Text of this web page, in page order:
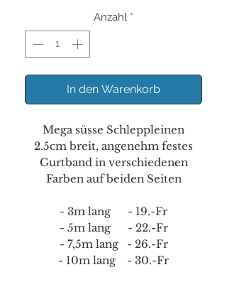
Anzahl *
In den Warenkorb
Mega süsse Schleppleinen
2.5cm breit, angenehm festes
Gurtband in verschiedenen
Farben auf beiden Seiten
- 3m lang - 19.-Fr
- 5m lang - 22.-Fr
- 7,5m lang - 26.-Fr
- 10m lang - 30.-Fr